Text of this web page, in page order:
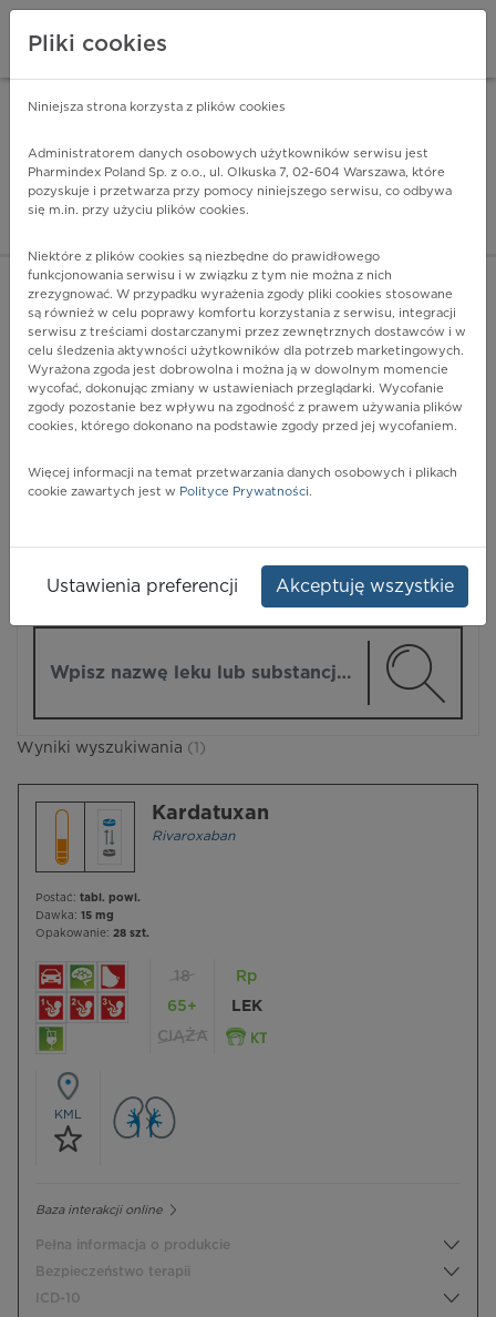
Pharmindex - lider
ZALOGUJ SIĘ
POKAŻ FILTRY
Pharmindex
Wyniki wyszukiwania (1)
Kardatuxan
Rivaroxaban
Postać: tabl. powl.
Dawka: 15 mg
Opakowanie: 28 szt.
18
65+
CIĄŻA
Rp
LEK
KML
Baza interakcji online
Pełna informacja o produkcie
Bezpieczeństwo terapii
ICD-10
Pliki cookies
Niniejsza strona korzysta z plików cookies
Administratorem danych osobowych użytkowników serwisu jest
Pharmindex Poland Sp. z o.o., ul. Olkuska 7, 02-604 Warszawa, które
pozyskuje i przetwarza przy pomocy niniejszego serwisu, co odbywa
się m.in. przy użyciu plików cookies.
Niektóre z plików cookies są niezbędne do prawidłowego
funkcjonowania serwisu i w związku z tym nie można z nich
zrezygnować. W przypadku wyrażenia zgody pliki cookies stosowane
są również w celu poprawy komfortu korzystania z serwisu, integracji
serwisu z treściami dostarczanymi przez zewnętrznych dostawców i w
celu śledzenia aktywności użytkowników dla potrzeb marketingowych.
Wyrażona zgoda jest dobrowolna i można ją w dowolnym momencie
wycofać, dokonując zmiany w ustawieniach przeglądarki. Wycofanie
zgody pozostanie bez wpływu na zgodność z prawem używania plików
cookies, którego dokonano na podstawie zgody przed jej wycofaniem.
Więcej informacji na temat przetwarzania danych osobowych i plikach
cookie zawartych jest w Polityce Prywatności.
Ustawienia preferencji Akceptuję wszystkie
ZA DARMO - w Google Play INSTALUJ